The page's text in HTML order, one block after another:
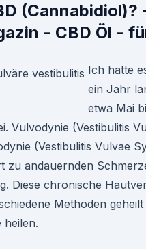
(Cannabidiol)?
- CBD Öl -
Ich hatte
ein Jahr
etwa Mai
Vulvodynie (Vestibulitis
(Vestibulitis Vulvae
zu andauernden
Diese chronische
Methoden
heilen.